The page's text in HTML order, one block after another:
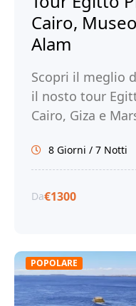
Cairo,
Alam
Scopri il meglio
il nosto tour
Cairo, Giza e
8 Giorni / 7 Notti
Da€1300
POPOLARE